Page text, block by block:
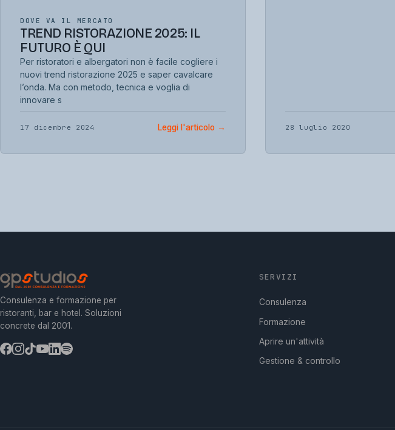
DOVE VA IL MERCATO
TREND RISTORAZIONE 2025: IL
FUTURO È QUI
Per ristoratori e albergatori non è facile cogliere i
nuovi trend ristorazione 2025 e saper cavalcare
l’onda. Ma con metodo, tecnica e voglia di
innovare s
17 dicembre 2024 Leggi l'articolo → 28 luglio 2020
Consulenza e formazione per
ristoranti, bar e hotel. Soluzioni
concrete dal 2001.
SERVIZI
Consulenza
Formazione
Aprire un'attività
Gestione & controllo